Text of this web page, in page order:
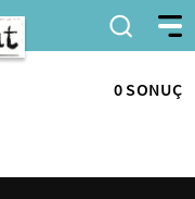
0 SONUÇ